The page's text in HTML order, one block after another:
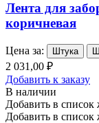
Лента для
коричневая
Цена за: Штука
2 031,00 ₽
Добавить к заказу
В наличии
Добавить в список
Добавить в список